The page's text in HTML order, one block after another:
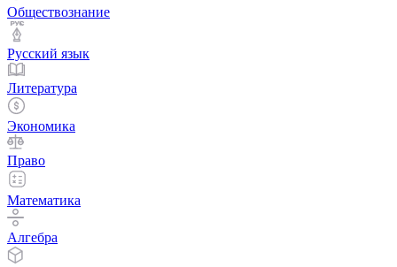
Обществознание
Русский язык
Литература
Экономика
Право
Математика
Алгебра